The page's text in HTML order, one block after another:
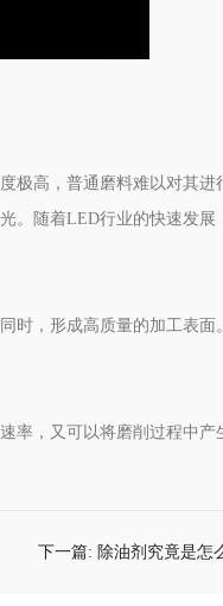
极高，普通磨料难以对其进
。随着LED行业的快速发展
时，形成高质量的加工表面
率，又可以将磨削过程中产
下一篇: 除油剂究竟是怎